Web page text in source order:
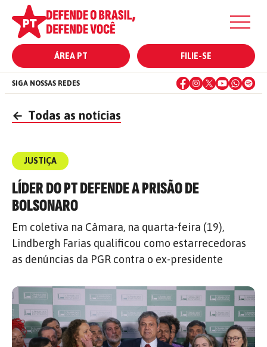
ÁREA PT FILIE-SE
SIGA NOSSAS REDES
← Todas as notícias
JUSTIÇA
LÍDER DO PT DEFENDE A PRISÃO DE
BOLSONARO
Em coletiva na Câmara, na quarta-feira (19),
Lindbergh Farias qualificou como estarrecedoras
as denúncias da PGR contra o ex-presidente